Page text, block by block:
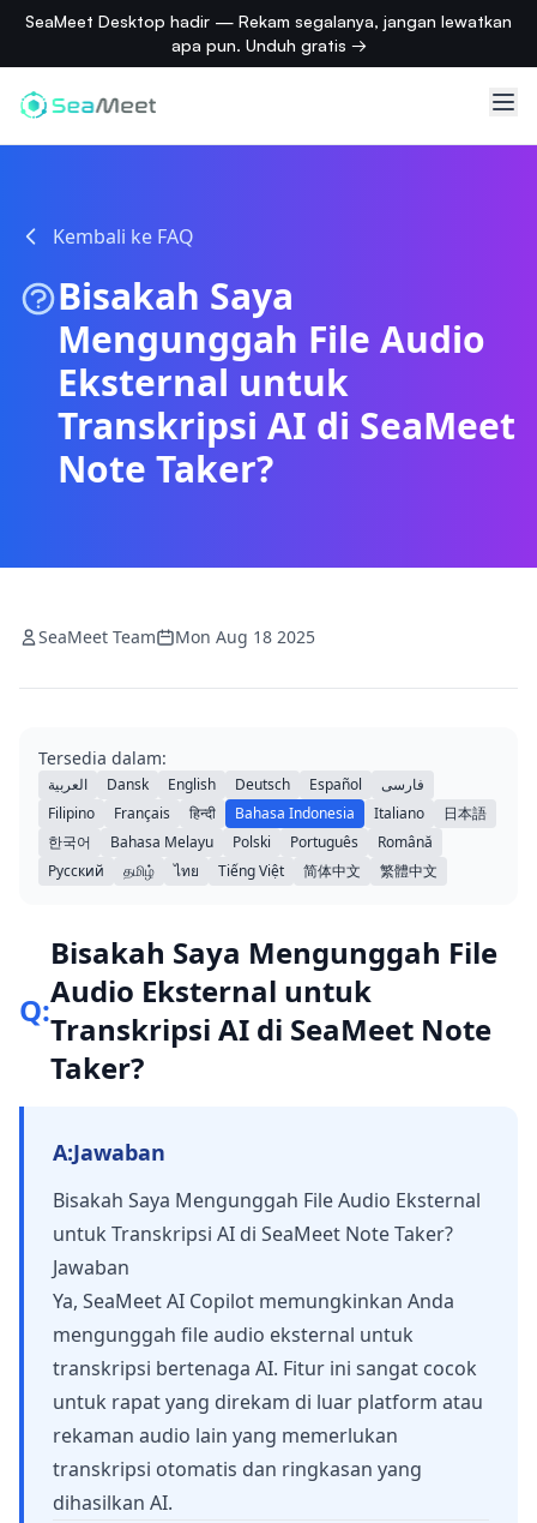
SeaMeet Desktop hadir — Rekam segalanya, jangan lewatkan
apa pun. Unduh gratis →
Kembali ke FAQ
Bisakah Saya
Mengunggah File Audio
Eksternal untuk
Transkripsi AI di SeaMeet
Note Taker?
SeaMeet Team Mon Aug 18 2025
Tersedia dalam:
العربية Dansk English Deutsch Español
فارسی
Filipino
Français हिन्दी Bahasa Indonesia Italiano
日本語
한국어
Bahasa Melayu Polski Português
Română
Русский
தமிழ் ไทย Tiếng Việt 简体中文 繁體中文
Q:
Bisakah Saya Mengunggah File
Audio Eksternal untuk
Transkripsi AI di SeaMeet Note
Taker?
A:Jawaban
Bisakah Saya Mengunggah File Audio Eksternal
untuk Transkripsi AI di SeaMeet Note Taker?
Jawaban
Ya, SeaMeet AI Copilot memungkinkan Anda
mengunggah file audio eksternal untuk
transkripsi bertenaga AI. Fitur ini sangat cocok
untuk rapat yang direkam di luar platform atau
rekaman audio lain yang memerlukan
transkripsi otomatis dan ringkasan yang
dihasilkan AI.